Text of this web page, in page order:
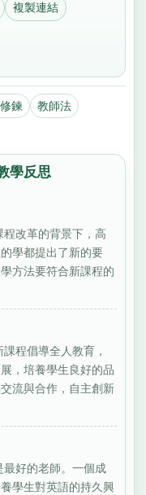
複製連結
鍊
教師法
學反思
改革的背景下，高
學都提出了新的要
方法要符合新課程的
程倡導全人教育，
，培養學生良好的品
流與合作，自主創新
好的老師。一個成
學生對英語的持久興